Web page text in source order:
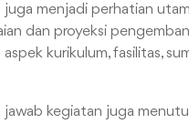
menjadi perhatian
dan proyeksi
kurikulum, fasilitas,
kegiatan juga